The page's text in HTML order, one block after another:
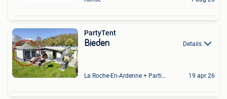
PartyTent
Bieden Details
La Roche-En-Ardenne + Partie De Marcourt 19 apr 26